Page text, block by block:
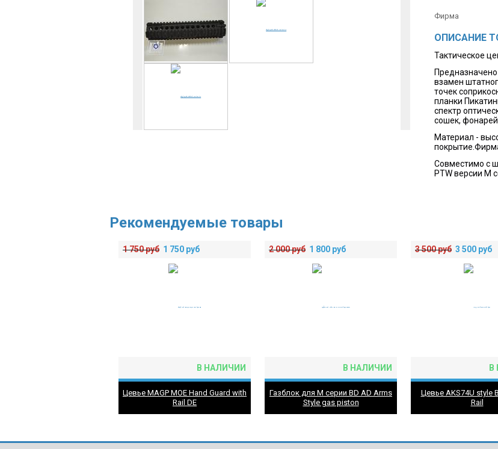
Фирма
ОПИСАНИЕ
Тактическое
взамен
точек
планки
спектр
сошек, фонарей
Материал -
Совместимо с
PTW версии М
Рекомендуемые товары
1 750руб 1 750 руб
В НАЛИЧИИ
Цевье MAGP MOE Hand Guard with
Rail DE
2 000руб 1 800 руб
В НАЛИЧИИ
Газблок для М серии BD AD Arms
Style gas piston
3 500руб 3 500 руб
В
Цевье AKS74U style
Rail